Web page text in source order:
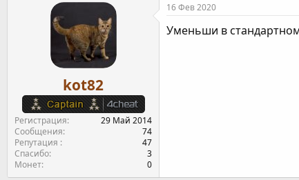
kot82
Регистрация
29 Май 2014
Сообщения
74
Репутация
47
Спасибо
3
Монет
0
16 Фев 2020
Уменьши в